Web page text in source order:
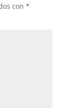
con *